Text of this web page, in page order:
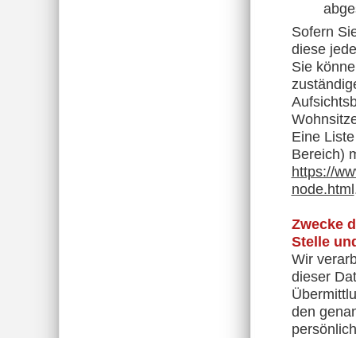
Sofern
diese
Sie
Eine
Bereich)
https://
node.html
Zwecke
Stelle
Wir
dieser
den